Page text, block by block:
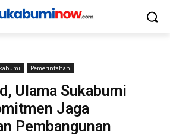
Pemerintahan
Ulama Sukabumi
Jaga
Pembangunan